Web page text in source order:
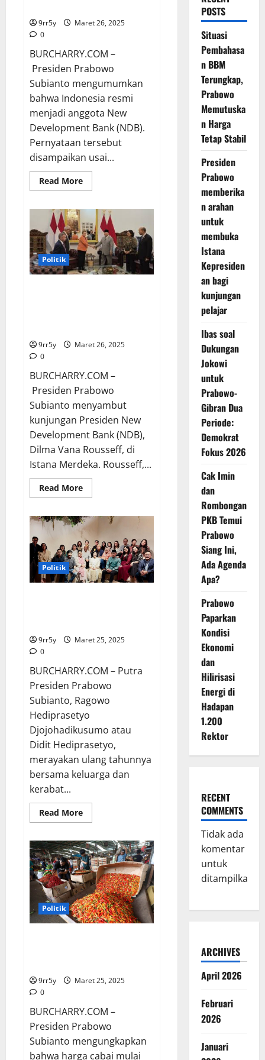
9rr5y
Maret 26, 2025
0
BURCHARRY.COM –
Presiden Prabowo
Subianto mengumumkan
bahwa Indonesia resmi
menjadi anggota New
Development Bank (NDB).
Pernyataan tersebut
disampaikan usai...
Read MoreRead
more
Mengumumkan
Keanggotaan
Indonesia
dalam
New
Development
Bank
Politik
9rr5y
Maret 26, 2025
0
BURCHARRY.COM –
Presiden Prabowo
Subianto menyambut
kunjungan Presiden New
Development Bank (NDB),
Dilma Vana Rousseff, di
Istana Merdeka. Rousseff,...
Read MoreRead
more
menyambut
kedatangan
Presiden
NDB,
Dilma
Rousseff,
di
Istana
Politik
9rr5y
Maret 25, 2025
0
BURCHARRY.COM – Putra
Presiden Prabowo
Subianto, Ragowo
Hediprasetyo
Djojohadikusumo atau
Didit Hediprasetyo,
merayakan ulang tahunnya
bersama keluarga dan
kerabat...
Read MoreRead
more
Puan
Maharani,
dan
AHY
ikut
merayakan
ulang
tahun
Didit,
anak
Politik
9rr5y
Maret 25, 2025
0
BURCHARRY.COM –
Presiden Prabowo
Subianto mengungkapkan
bahwa harga cabai mulai
POSTS
Situasi
Pembahasa
n BBM
Terungkap,
Prabowo
Memutuska
n Harga
Tetap Stabil
Presiden
Prabowo
memberika
n arahan
untuk
membuka
Istana
Kepresiden
an bagi
kunjungan
pelajar
Ibas soal
Dukungan
Jokowi
untuk
Prabowo-
Gibran Dua
Periode:
Demokrat
Fokus 2026
Cak Imin
dan
Rombongan
PKB Temui
Prabowo
Siang Ini,
Ada Agenda
Apa?
Prabowo
Paparkan
Kondisi
Ekonomi
dan
Hilirisasi
Energi di
Hadapan
1.200
Rektor
RECENT
COMMENTS
Tidak ada
komentar
untuk
ditampilkan.
ARCHIVES
April 2026
Februari
2026
Januari